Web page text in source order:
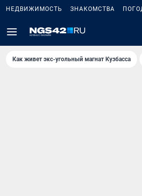
НЕДВИЖИМОСТЬ ЗНАКОМСТВА
Как живет экс-угольный магнат Кузбасса